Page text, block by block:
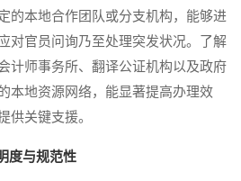
的本地合作团队或分支机构，能够进
对官员问询乃至处理突发状况。了解
计师事务所、翻译公证机构以及政府
本地资源网络，能显著提高办理效
供关键支援。
度与规范性